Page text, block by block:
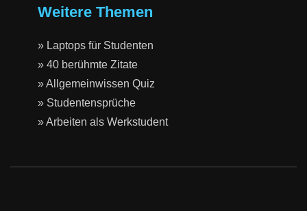
Weitere Themen
» Laptops für Studenten
» 40 berühmte Zitate
» Allgemeinwissen Quiz
» Studentensprüche
» Arbeiten als Werkstudent